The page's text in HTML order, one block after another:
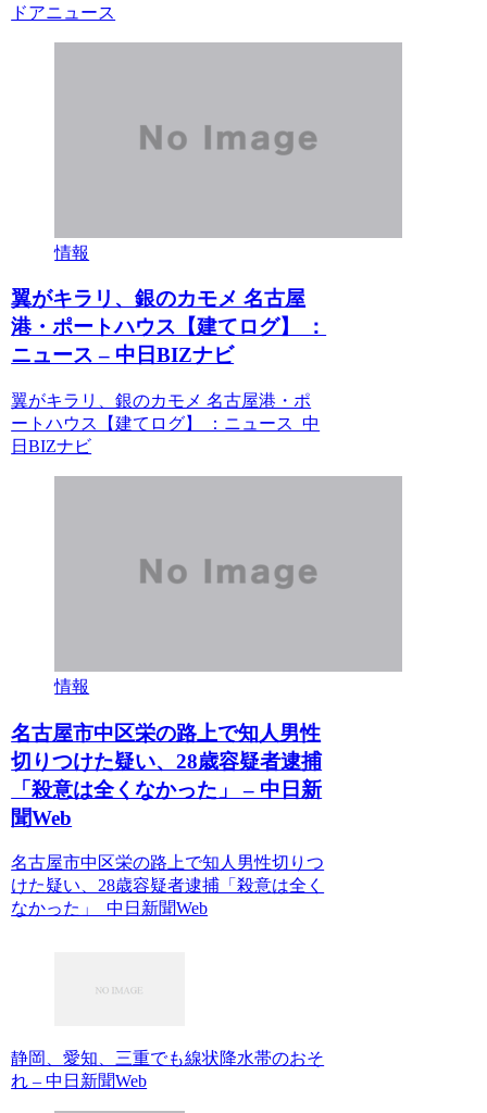
ドアニュース
情報
翼がキラリ、銀のカモメ 名古屋
港・ポートハウス【建てログ】 ：
ニュース – 中日BIZナビ
翼がキラリ、銀のカモメ 名古屋港・ポ
ートハウス【建てログ】 ：ニュース 中
日BIZナビ
情報
名古屋市中区栄の路上で知人男性
切りつけた疑い、28歳容疑者逮捕
「殺意は全くなかった」 – 中日新
聞Web
名古屋市中区栄の路上で知人男性切りつ
けた疑い、28歳容疑者逮捕「殺意は全く
なかった」 中日新聞Web
静岡、愛知、三重でも線状降水帯のおそ
れ – 中日新聞Web